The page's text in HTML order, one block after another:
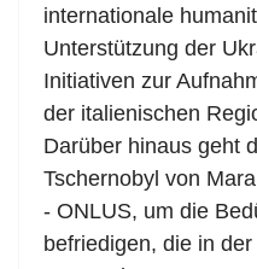
internationale
Unterstützung der
Initiativen zur
der italienischen
Darüber hinaus geht
Tschernobyl von
- ONLUS, um die
befriedigen, die in